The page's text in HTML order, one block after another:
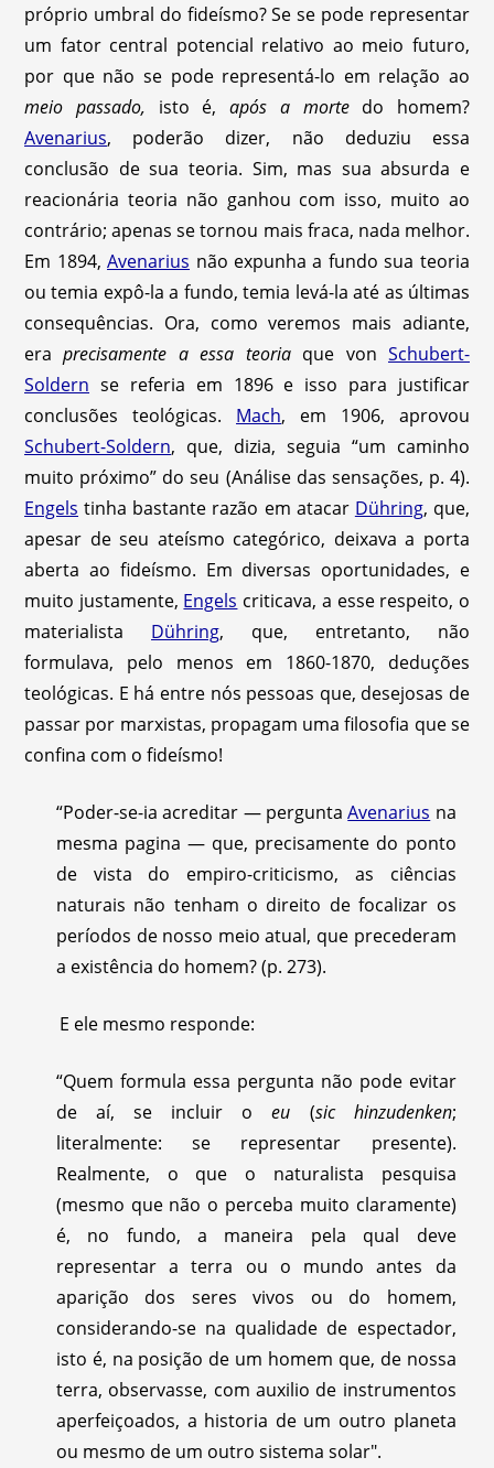
próprio umbral do fideísmo? Se se pode representar
um fator central potencial relativo ao meio futuro,
por que não se pode representá-lo em relação ao
meio passado, isto é,após a mortedo homem?
Avenarius, poderão dizer, não deduziu essa
conclusão de sua teoria. Sim, mas sua absurda e
reacionária teoria não ganhou com isso, muito ao
contrário; apenas se tornou mais fraca, nada melhor.
Em 1894,Avenarius não expunha a fundo sua teoria
ou temia expô-la a fundo, temia levá-la até as últimas
consequências. Ora, como veremos mais adiante,
eraprecisamente a essa teoriaque von Schubert-
Soldern se referia em 1896 e isso para justificar
conclusões teológicas. Mach, em 1906, aprovou
Schubert-Soldern, que, dizia, seguia “um caminho
muito próximo” do seu (Análise das sensações, p. 4).
Engels tinha bastante razão em atacar Dühring, que,
apesar de seu ateísmo categórico, deixava a porta
aberta ao fideísmo. Em diversas oportunidades, e
muito justamente, Engels criticava, a esse respeito, o
materialista Dühring, que, entretanto, não
formulava, pelo menos em 1860-1870, deduções
teológicas. E há entre nós pessoas que, desejosas de
passar por marxistas, propagam uma filosofia que se
confina com o fideísmo!
“Poder-se-ia acreditar — perguntaAvenarius na
mesma pagina — que, precisamente do ponto
de vista do empiro-criticismo, as ciências
naturais não tenham o direito de focalizar os
períodos de nosso meio atual, que precederam
a existência do homem? (p. 273).
E ele mesmo responde:
“Quem formula essa pergunta não pode evitar
de aí, se incluir oeu (sic hinzudenken;
literalmente: se representar presente).
Realmente, o que o naturalista pesquisa
(mesmo que não o perceba muito claramente)
é, no fundo, a maneira pela qual deve
representar a terra ou o mundo antes da
aparição dos seres vivos ou do homem,
considerando-se na qualidade de espectador,
isto é, na posição de um homem que, de nossa
terra, observasse, com auxilio de instrumentos
aperfeiçoados, a historia de um outro planeta
ou mesmo de um outro sistema solar".